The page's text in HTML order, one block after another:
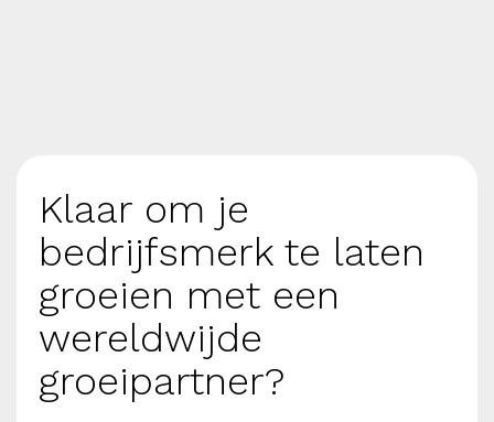
Klaar om je
bedrijfsmerk te laten
groeien met een
wereldwijde
groeipartner?